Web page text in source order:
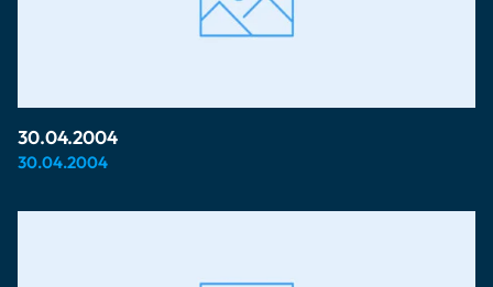
30.04.2004
30.04.2004